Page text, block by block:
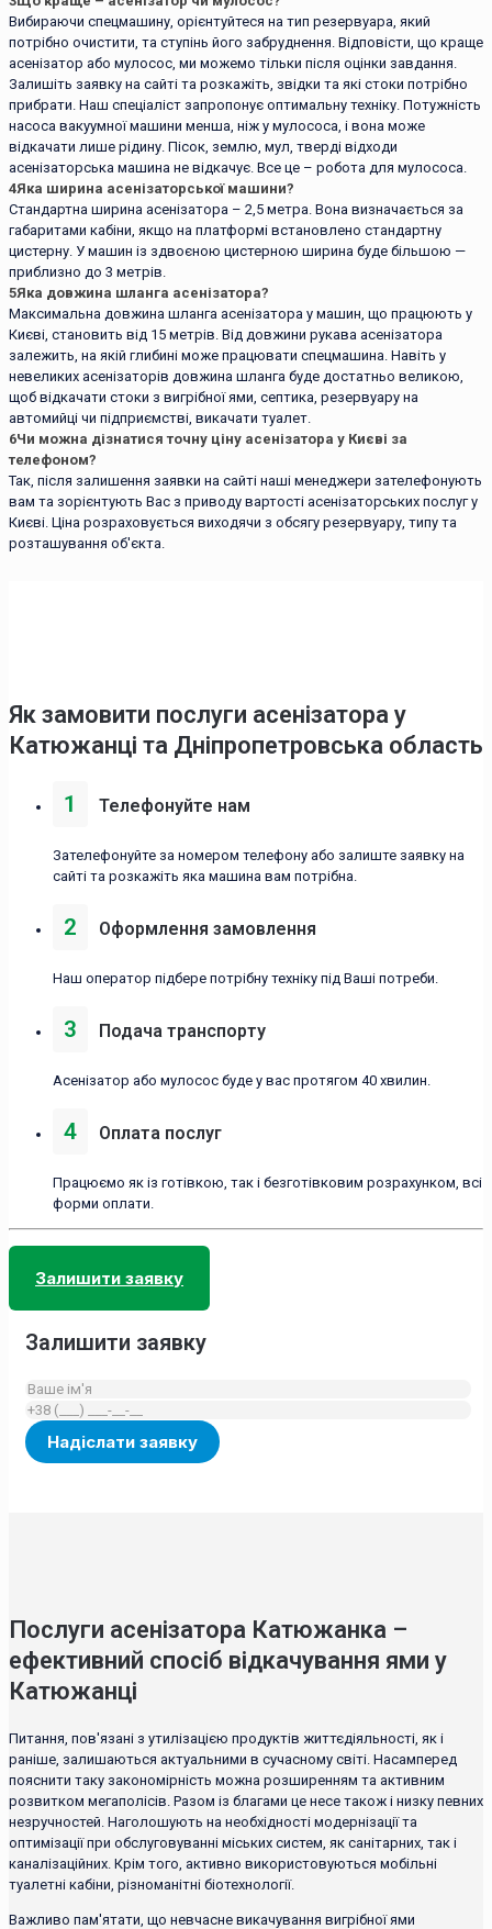
Вибираючи спецмашину, орієнтуйтеся на тип резервуара, який
потрібно очистити, та ступінь його забруднення. Відповісти, що краще
асенізатор або мулосос, ми можемо тільки після оцінки завдання.
Залишіть заявку на сайті та розкажіть, звідки та які стоки потрібно
прибрати. Наш спеціаліст запропонує оптимальну техніку. Потужність
насоса вакуумної машини менша, ніж у мулососа, і вона може
відкачати лише рідину. Пісок, землю, мул, тверді відходи
асенізаторська машина не відкачує. Все це – робота для мулососа.
4Яка ширина асенізаторської машини?
Стандартна ширина асенізатора – 2,5 метра. Вона визначається за
габаритами кабіни, якщо на платформі встановлено стандартну
цистерну. У машин із здвоєною цистерною ширина буде більшою —
приблизно до 3 метрів.
5Яка довжина шланга асенізатора?
Максимальна довжина шланга асенізатора у машин, що працюють у
Києві, становить від 15 метрів. Від довжини рукава асенізатора
залежить, на якій глибині може працювати спецмашина. Навіть у
невеликих асенізаторів довжина шланга буде достатньо великою,
щоб відкачати стоки з вигрібної ями, септика, резервуару на
автомийці чи підприємстві, викачати туалет.
6Чи можна дізнатися точну ціну асенізатора у Києві за
телефоном?
Так, після залишення заявки на сайті наші менеджери зателефонують
вам та зорієнтують Вас з приводу вартості асенізаторських послуг у
Києві. Ціна розраховується виходячи з обсягу резервуару, типу та
розташування об'єкта.
Як замовити послуги асенізатора у
Катюжанці та Дніпропетровська область
1 Телефонуйте нам
Зателефонуйте за номером телефону або залиште заявку на
сайті та розкажіть яка машина вам потрібна.
2 Оформлення замовлення
Наш оператор підбере потрібну техніку під Ваші потреби.
3 Подача транспорту
Асенізатор або мулосос буде у вас протягом 40 хвилин.
4 Оплата послуг
Працюємо як із готівкою, так і безготівковим розрахунком, всі
форми оплати.
Залишити заявку
Залишити заявку
Послуги асенізатора Катюжанка –
ефективний спосіб відкачування ями у
Катюжанці
Питання, пов'язані з утилізацією продуктів життєдіяльності, як і
раніше, залишаються актуальними в сучасному світі. Насамперед
пояснити таку закономірність можна розширенням та активним
розвитком мегаполісів. Разом із благами це несе також і низку певних
незручностей. Наголошують на необхідності модернізації та
оптимізації при обслуговуванні міських систем, як санітарних, так і
каналізаційних. Крім того, активно використовуються мобільні
туалетні кабіни, різноманітні біотехнології.
Важливо пам'ятати, що невчасне викачування вигрібної ями